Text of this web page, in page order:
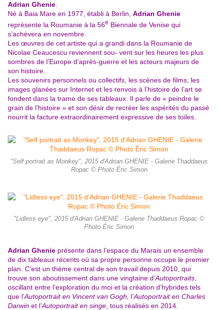
Adrian Ghenie
Né à Baia Mare en 1977, établi à Berlin, Adrian Ghenie
représente la Roumanie à la 56e Biennale de Venise qui
s’achèvera en novembre.
Les œuvres de cet artiste qui a grandi dans la Roumanie de
Nicolae Ceaucescu reviennent sou- vent sur les heures les plus
sombres de l’Europe d’après-guerre et les acteurs majeurs de
son histoire.
Les souvenirs personnels ou collectifs, les scènes de films, les
images glanées sur Internet et les renvois à l’histoire de l’art se
fondent dans la trame de ses tableaux. Il parle de « peindre le
grain de l’histoire » et son désir de recréer les aspérités du passé
nourrit la facture extraordinairement expressive de ses toiles.
"Self portrait as Monkey", 2015 d'Adrian GHENIE - Galerie Thaddaeus
Ropac © Photo Éric Simon
"Lidless eye", 2015 d'Adrian GHENIE - Galerie Thaddaeus Ropac ©
Photo Éric Simon
Adrian Ghenie présente dans l’espace du Marais un ensemble
de dix tableaux récents où sa propre personne occupe le premier
plan. C’est un thème central de son travail depuis 2010, qui
trouve son aboutissement dans une vingtaine d’Autoportraits
oscillant entre l’exploration du moi et la création d’hybrides tels
que l’Autoportrait en Vincent van Gogh, l’Autoportrait en Charles
Darwin et l’Autoportrait en singe , tous réalisés en 2014.